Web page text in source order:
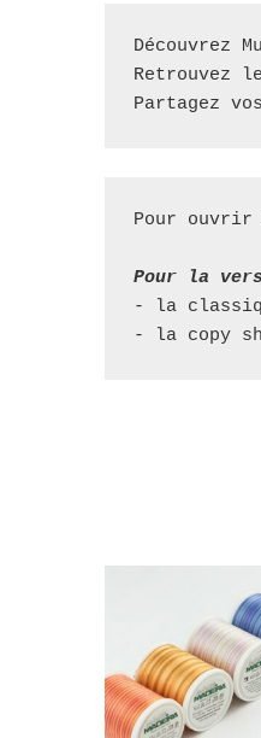
Découvrez
Retrouvez
Partagez
Pour ouvrir
Pour la
- la
- la copy